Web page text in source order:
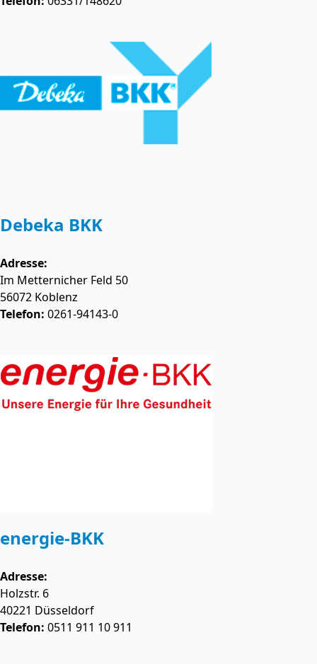
Debeka BKK
Adresse:
Im Metternicher Feld 50
56072 Koblenz
Telefon: 0261-94143-0
energie-BKK
Adresse:
Holzstr. 6
40221 Düsseldorf
Telefon: 0511 911 10 911